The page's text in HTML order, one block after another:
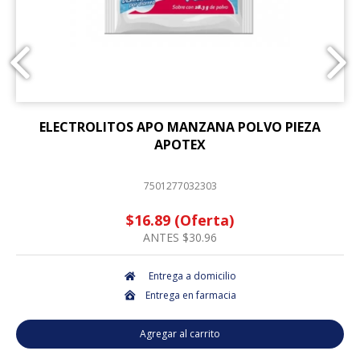
ELECTROLITOS APO MANZANA POLVO PIEZA
APOTEX
7501277032303
$16.89 (Oferta)
ANTES $30.96
Entrega a domicilio
Entrega en farmacia
Agregar al carrito